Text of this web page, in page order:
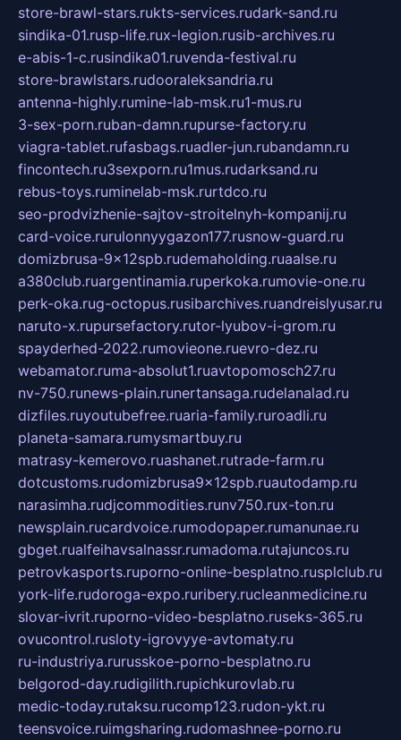
store-brawl-stars.rukts-services.rudark-sand.ru
sindika-01.rusp-life.rux-legion.rusib-archives.ru
e-abis-1-c.rusindika01.ruvenda-festival.ru
store-brawlstars.rudooraleksandria.ru
antenna-highly.rumine-lab-msk.ru1-mus.ru
3-sex-porn.ruban-damn.rupurse-factory.ru
viagra-tablet.rufasbags.ruadler-jun.rubandamn.ru
fincontech.ru3sexporn.ru1mus.rudarksand.ru
rebus-toys.ruminelab-msk.rurtdco.ru
seo-prodvizhenie-sajtov-stroitelnyh-kompanij.ru
card-voice.rurulonnyygazon177.rusnow-guard.ru
domizbrusa-9x12spb.rudemaholding.ruaalse.ru
a380club.ruargentinamia.ruperkoka.rumovie-one.ru
perk-oka.rug-octopus.rusibarchives.ruandreislyusar.ru
naruto-x.rupursefactory.rutor-lyubov-i-grom.ru
spayderhed-2022.rumovieone.ruevro-dez.ru
webamator.ruma-absolut1.ruavtopomosch27.ru
nv-750.runews-plain.runertansaga.rudelanalad.ru
dizfiles.ruyoutubefree.ruaria-family.ruroadli.ru
planeta-samara.rumysmartbuy.ru
matrasy-kemerovo.ruashanet.rutrade-farm.ru
dotcustoms.rudomizbrusa9x12spb.ruautodamp.ru
narasimha.rudjcommodities.runv750.rux-ton.ru
newsplain.rucardvoice.rumodopaper.rumanunae.ru
gbget.rualfeihavsalnassr.rumadoma.rutajuncos.ru
petrovkasports.ruporno-online-besplatno.rusplclub.ru
york-life.rudoroga-expo.ruribery.rucleanmedicine.ru
slovar-ivrit.ruporno-video-besplatno.ruseks-365.ru
ovucontrol.rusloty-igrovyye-avtomaty.ru
ru-industriya.rurusskoe-porno-besplatno.ru
belgorod-day.rudigilith.rupichkurovlab.ru
medic-today.rutaksu.rucomp123.rudon-ykt.ru
teensvoice.ruimgsharing.rudomashnee-porno.ru